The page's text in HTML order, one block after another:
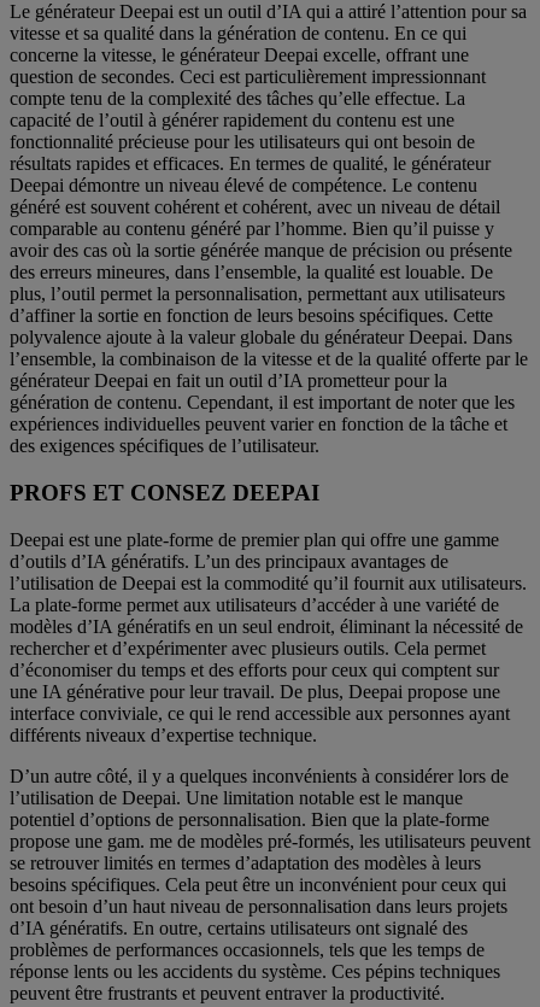
Le générateur Deepai est un outil d’IA qui a attiré l’attention pour sa
vitesse et sa qualité dans la génération de contenu. En ce qui
concerne la vitesse, le générateur Deepai excelle, offrant une
question de secondes. Ceci est particulièrement impressionnant
compte tenu de la complexité des tâches qu’elle effectue. La
capacité de l’outil à générer rapidement du contenu est une
fonctionnalité précieuse pour les utilisateurs qui ont besoin de
résultats rapides et efficaces. En termes de qualité, le générateur
Deepai démontre un niveau élevé de compétence. Le contenu
généré est souvent cohérent et cohérent, avec un niveau de détail
comparable au contenu généré par l’homme. Bien qu’il puisse y
avoir des cas où la sortie générée manque de précision ou présente
des erreurs mineures, dans l’ensemble, la qualité est louable. De
plus, l’outil permet la personnalisation, permettant aux utilisateurs
d’affiner la sortie en fonction de leurs besoins spécifiques. Cette
polyvalence ajoute à la valeur globale du générateur Deepai. Dans
l’ensemble, la combinaison de la vitesse et de la qualité offerte par le
générateur Deepai en fait un outil d’IA prometteur pour la
génération de contenu. Cependant, il est important de noter que les
expériences individuelles peuvent varier en fonction de la tâche et
des exigences spécifiques de l’utilisateur.
PROFS ET CONSEZ DEEPAI
Deepai est une plate-forme de premier plan qui offre une gamme
d’outils d’IA génératifs. L’un des principaux avantages de
l’utilisation de Deepai est la commodité qu’il fournit aux utilisateurs.
La plate-forme permet aux utilisateurs d’accéder à une variété de
modèles d’IA génératifs en un seul endroit, éliminant la nécessité de
rechercher et d’expérimenter avec plusieurs outils. Cela permet
d’économiser du temps et des efforts pour ceux qui comptent sur
une IA générative pour leur travail. De plus, Deepai propose une
interface conviviale, ce qui le rend accessible aux personnes ayant
différents niveaux d’expertise technique.
D’un autre côté, il y a quelques inconvénients à considérer lors de
l’utilisation de Deepai. Une limitation notable est le manque
potentiel d’options de personnalisation. Bien que la plate-forme
propose une gam. me de modèles pré-formés, les utilisateurs peuvent
se retrouver limités en termes d’adaptation des modèles à leurs
besoins spécifiques. Cela peut être un inconvénient pour ceux qui
ont besoin d’un haut niveau de personnalisation dans leurs projets
d’IA génératifs. En outre, certains utilisateurs ont signalé des
problèmes de performances occasionnels, tels que les temps de
réponse lents ou les accidents du système. Ces pépins techniques
peuvent être frustrants et peuvent entraver la productivité.